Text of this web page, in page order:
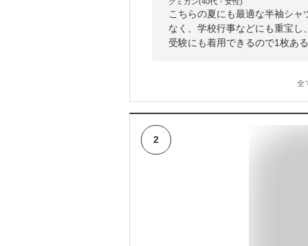
こちらの夏にも最適な半袖シ
なく、学校行事などにも重宝
受験にも着用できるので1枚あ
全
2